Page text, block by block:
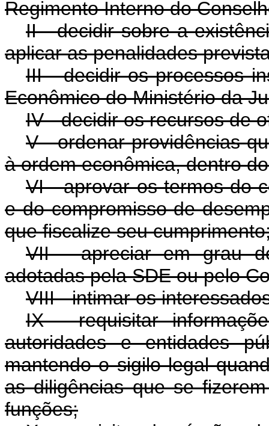
Regimento Interno do
II - decidir sobre a
aplicar as penalidades
III - decidir os processos
Econômico do Ministério da
IV - decidir os recursos de
V - ordenar providências
à ordem econômica, dentro
VI - aprovar os termos do
e do compromisso de
que fiscalize seu
VII - apreciar em grau
adotadas pela SDE ou pelo
VIII - intimar os
IX - requisitar
autoridades e entidades
mantendo o sigilo legal
as diligências que se
funções;